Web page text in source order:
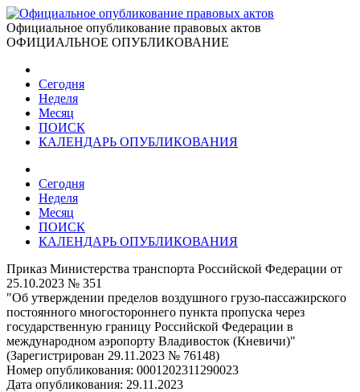
Официальное опубликование правовых актов
ОФИЦИАЛЬНОЕ ОПУБЛИКОВАНИЕ
Сегодня
Неделя
Месяц
ПОИСК
КАЛЕНДАРЬ ОПУБЛИКОВАНИЯ
Сегодня
Неделя
Месяц
ПОИСК
КАЛЕНДАРЬ ОПУБЛИКОВАНИЯ
Приказ Министерства транспорта Российской Федерации от
25.10.2023 № 351
"Об утверждении пределов воздушного грузо-пассажирского
постоянного многостороннего пункта пропуска через
государственную границу Российской Федерации в
международном аэропорту Владивосток (Кневичи)"
(Зарегистрирован 29.11.2023 № 76148)
Номер опубликования: 0001202311290023
Дата опубликования: 29.11.2023